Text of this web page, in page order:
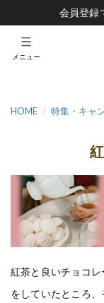
会員登録
メニュー
HOME 特集・キャ
紅茶と良いチョコ
をしていたところ、